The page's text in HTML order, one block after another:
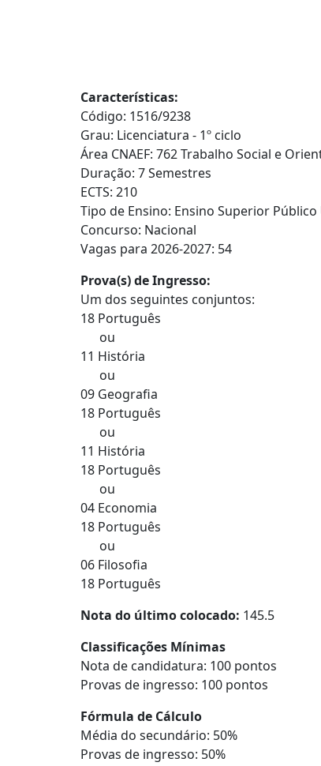
Características:
Código: 1516/9238
Grau: Licenciatura - 1º ciclo
Área CNAEF: 762 Trabalho Social e
Duração: 7 Semestres
ECTS: 210
Tipo de Ensino: Ensino Superior
Concurso: Nacional
Vagas para 2026-2027: 54
Prova(s) de Ingresso:
Um dos seguintes conjuntos:
18 Português
ou
11 História
ou
09 Geografia
18 Português
ou
11 História
18 Português
ou
04 Economia
18 Português
ou
06 Filosofia
18 Português
Nota do último colocado: 145.5
Classificações Mínimas
Nota de candidatura: 100 pontos
Provas de ingresso: 100 pontos
Fórmula de Cálculo
Média do secundário: 50%
Provas de ingresso: 50%